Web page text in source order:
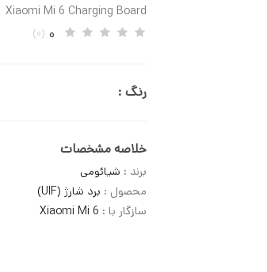
Xiaomi Mi 6 Charging Board
0
(0)
رنگ :
خلاصه مشخصات
برند : شیائومی
محصول : برد شارژ (UIF)
سازگار با : Xiaomi Mi 6